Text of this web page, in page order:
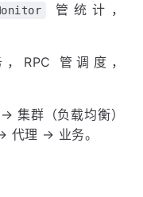
管统计，
RPC 管调度，
群（负载均衡）
理 → 业务。